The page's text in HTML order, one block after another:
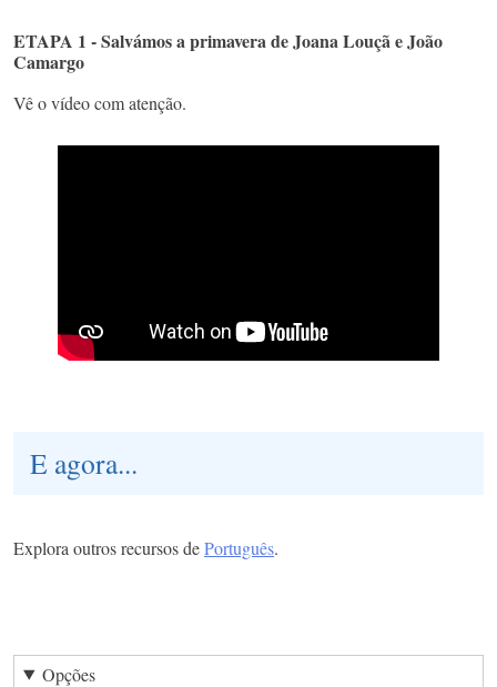
ETAPA 1 - Salvámos a primavera de Joana Louçã e João
Camargo
Vê o vídeo com atenção.
E agora...
Explora outros recursos dePortuguês.
Opções